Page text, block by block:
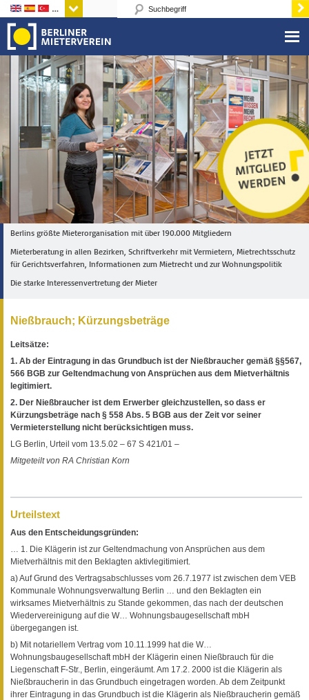
Sprachen
Berlins größte Mieterorganisation mit über 190.000 Mitgliedern
Mieterberatung in allen Bezirken, Schriftverkehr mit Vermietern, Mietrechtsschutz
für Gerichtsverfahren, Informationen zum Mietrecht und zur Wohnungspolitik
Die starke Interessenvertretung der Mieter
Nießbrauch; Kürzungsbeträge
Leitsätze:
1. Ab der Eintragung in das Grundbuch ist der Nießbraucher gemäß §§567,
566 BGB zur Geltendmachung von Ansprüchen aus dem Mietverhältnis
legitimiert.
2. Der Nießbraucher ist dem Erwerber gleichzustellen, so dass er
Kürzungsbeträge nach § 558 Abs. 5 BGB aus der Zeit vor seiner
Vermieterstellung nicht berücksichtigen muss.
LG Berlin, Urteil vom 13.5.02 – 67 S 421/01 –
Mitgeteilt von RA Christian Korn
Urteilstext
Aus den Entscheidungsgründen:
… 1. Die Klägerin ist zur Geltendmachung von Ansprüchen aus dem
Mietverhältnis mit den Beklagten aktivlegitimiert.
a) Auf Grund des Vertragsabschlusses vom 26.7.1977 ist zwischen dem VEB
Kommunale Wohnungsverwaltung Berlin … und den Beklagten ein
wirksames Mietverhältnis zu Stande gekommen, das nach der deutschen
Wiedervereinigung auf die W… Wohnungsbaugesellschaft mbH
übergegangen ist.
b) Mit notariellem Vertrag vom 10.11.1999 hat die W…
Wohnungsbaugesellschaft mbH der Klägerin einen Nießbrauch für die
Liegenschaft F-Str., Berlin, eingeräumt. Am 17.2. 2000 ist die Klägerin als
Nießbraucherin in das Grundbuch eingetragen worden. Ab dem Zeitpunkt
ihrer Eintragung in das Grundbuch ist die Klägerin als Nießbraucherin gemäß